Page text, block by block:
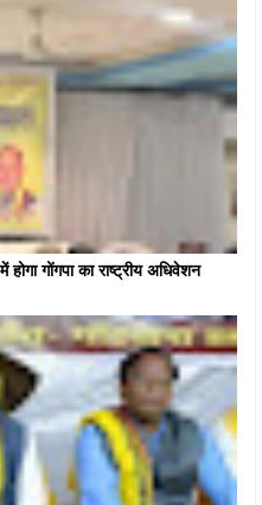
गोंगपा का राष्ट्रीय अधिवेशन